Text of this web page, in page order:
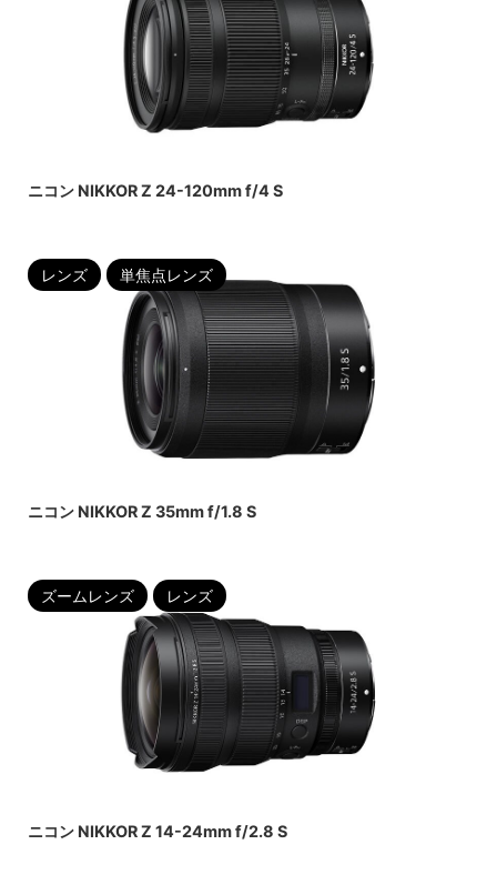
ニコン NIKKOR Z 24-120mm f/4 S
レンズ 単焦点レンズ
ニコン NIKKOR Z 35mm f/1.8 S
ズームレンズ レンズ
ニコン NIKKOR Z 14-24mm f/2.8 S